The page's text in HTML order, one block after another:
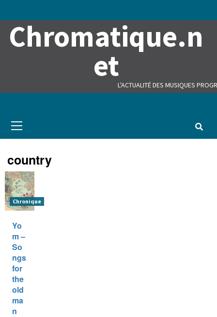
Chromatique.n
et
L'ACTUALITÉ DES MUSIQUES
Menu
country
Chronique
Yo
m –
So
ngs
for
the
old
ma
n